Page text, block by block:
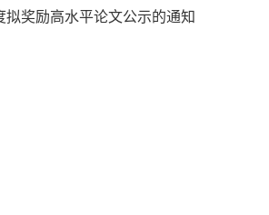
奖励高水平论文公示的通知